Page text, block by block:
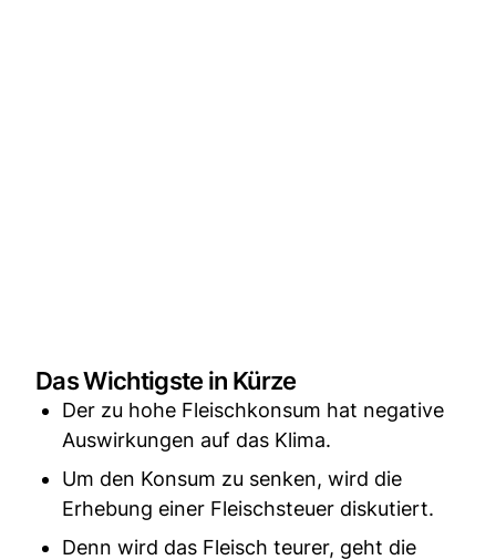
Das Wichtigste in Kürze
Der zu hohe Fleischkonsum hat negative
Auswirkungen auf das Klima.
Um den Konsum zu senken, wird die
Erhebung einer Fleischsteuer diskutiert.
Denn wird das Fleisch teurer, geht die